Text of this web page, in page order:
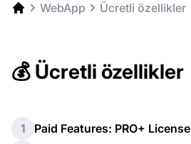
WebApp Ücretli özellikler
💰 Ücretli özellikler
1
Paid Features: PRO+ License